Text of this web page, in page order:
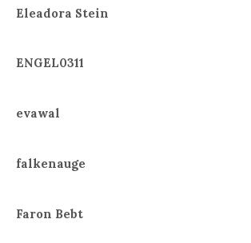
Eleadora Stein
ENGEL0311
evawal
falkenauge
Faron Bebt